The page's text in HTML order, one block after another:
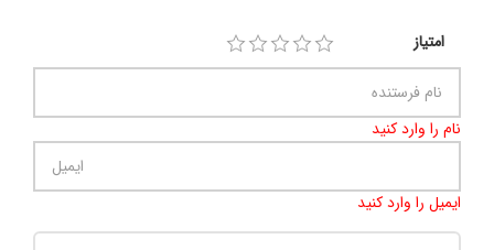
امتیاز
نام را وارد کنید
ایمیل را وارد کنید